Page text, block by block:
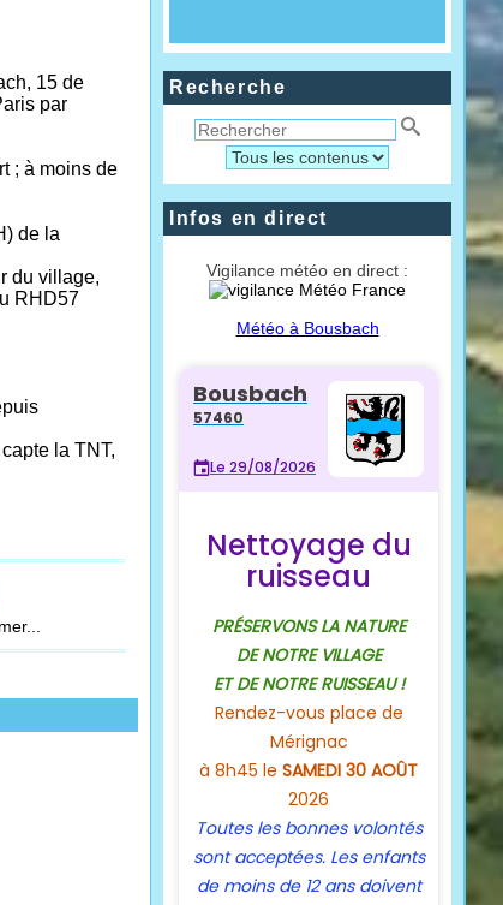
15 de
par
; à moins de
de la
du village,
RHD57
la TNT,
Recherche
Infos en direct
Vigilance météo en direct :
Météo à Bousbach